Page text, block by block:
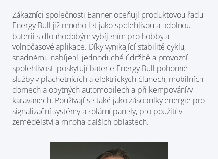
Zákazníci společnosti Banner oceňují produktovou řadu
Energy Bull již mnoho let jako spolehlivou a odolnou
baterii s dlouhodobým vybíjením pro hobby a
volnočasové aplikace. Díky vynikající stabilitě cyklu,
snadnému nabíjení, jednoduché údržbě a provozní
spolehlivosti poskytují baterie Energy Bull pohonné
služby v plachetnicích a elektrických člunech, mobilních
domech a obytných automobilech a při kempování/v
karavanech. Používají se také jako zásobníky energie pro
signalizační systémy a solární panely, pro použití v
zemědělství a mnoha dalších oblastech.